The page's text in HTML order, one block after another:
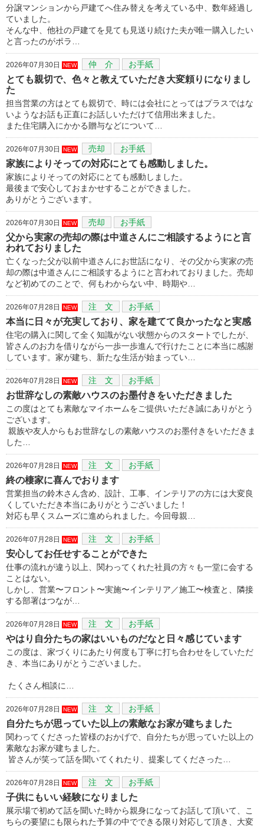
分譲マンションから戸建てへ住み替えを考えている中、数年経過し
ていました。
そんな中、他社の戸建てを見ても見送り続けた夫が唯一購入したい
と言ったのがポラ…
2026年07月30日 NEW 仲 介 お手紙
とても親切で、色々と教えていただき大変頼りになりまし
た
担当営業の方はとても親切で、時には会社にとってはプラスではな
いようなお話も正直にお話しいただけて信用出来ました。
また住宅購入にかかる贈与などについて…
2026年07月30日 NEW 売却 お手紙
家族によりそっての対応にとても感動しました。
家族によりそっての対応にとても感動しました。
最後まで安心しておまかせすることができました。
ありがとうございます。
2026年07月30日 NEW 売却 お手紙
父から実家の売却の際は中道さんにご相談するようにと言
われておりました
亡くなった父が以前中道さんにお世話になり、その父から実家の売
却の際は中道さんにご相談するようにと言われておりました。売却
など初めてのことで、何もわからない中、時期や…
2026年07月28日 NEW 注 文 お手紙
本当に日々が充実しており、家を建てて良かったなと実感
住宅の購入に関して全く知識がない状態からのスタートでしたが、
皆さんのお力を借りながら一歩一歩進んで行けたことに本当に感謝
しています。家が建ち、新たな生活が始まってい…
2026年07月28日 NEW 注 文 お手紙
お世辞なしの素敵ハウスのお墨付きをいただきました
この度はとても素敵なマイホームをご提供いただき誠にありがとう
ございます。
親族や友人からもお世辞なしの素敵ハウスのお墨付きをいただきま
した…
2026年07月28日 NEW 注 文 お手紙
終の棲家に喜んでおります
営業担当の鈴木さん含め、設計、工事、インテリアの方には大変良
くしていただき本当にありがとうございました！
対応も早くスムーズに進められました。今回母親…
2026年07月28日 NEW 注 文 お手紙
安心してお任せすることができた
仕事の流れが違う以上、関わってくれた社員の方々も一堂に会する
ことはない。
しかし、営業〜フロント〜実施〜インテリア／施工〜検査と、隣接
する部署はつなが…
2026年07月28日 NEW 注 文 お手紙
やはり自分たちの家はいいものだなと日々感じています
この度は、家づくりにあたり何度も丁寧に打ち合わせをしていただ
き、本当にありがとうございました。
たくさん相談に…
2026年07月28日 NEW 注 文 お手紙
自分たちが思っていた以上の素敵なお家が建ちました
関わってくださった皆様のおかげで、自分たちが思っていた以上の
素敵なお家が建ちました。
皆さんが笑って話を聞いてくれたり、提案してくださった…
2026年07月28日 NEW 注 文 お手紙
子供にもいい経験になりました
展示場で初めて話を聞いた時から親身になってお話して頂いて、こ
ちらの要望にも限られた予算の中でできる限り対応して頂き、大変